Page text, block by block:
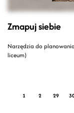
Zmapuj siebie
Narzędzia do
liceum)
1 2 29